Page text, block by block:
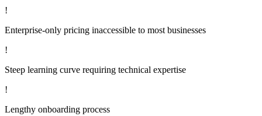
!
Enterprise-only pricing inaccessible to most businesses
!
Steep learning curve requiring technical expertise
!
Lengthy onboarding process